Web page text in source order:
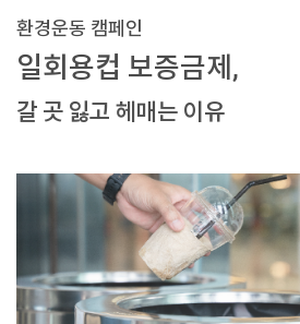
환경운동 캠페인
일회용컵 보증금제,
갈 곳 잃고 헤매는 이유